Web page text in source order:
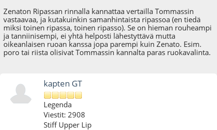
Zenaton Ripassan rinnalla kannattaa vertailla Tommassin
vastaavaa, ja kutakuinkin samanhintaista ripassoa (en tiedä
miksi toinen ripassa, toinen ripasso). Se on hieman rouheampi
ja tanniinisempi, ei yhtä helposti lähestyttävä mutta
oikeanlaisen ruoan kanssa jopa parempi kuin Zenato. Esim.
poro tai riista olisivat Tommassin kannalta paras ruokavalinta.
kapten GT
Legenda
Viestit: 2908
Stiff Upper Lip